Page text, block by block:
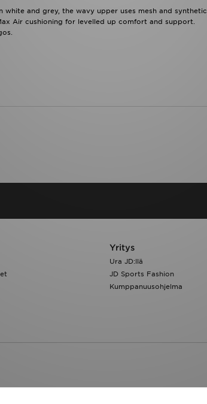
white and grey, the wavy upper uses mesh and synthetic
Air cushioning for levelled up comfort and support.
Yritys
Ura JD:llä
JD Sports Fashion
Kumppanuusohjelma